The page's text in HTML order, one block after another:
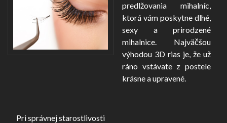
predlžovania mihalníc,
ktorá vám poskytne dlhé,
sexy a prirodzené
mihalnice. Najväčšou
výhodou 3D rias je, že už
ráno vstávate z postele
krásne a upravené.
Pri správnej starostlivosti